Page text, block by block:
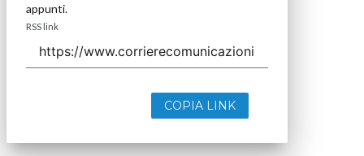
appunti.
RSS link
COPIA LINK